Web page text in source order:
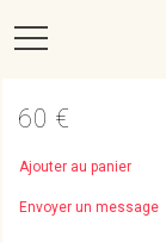
60 €
Ajouter au panier
Envoyer un message